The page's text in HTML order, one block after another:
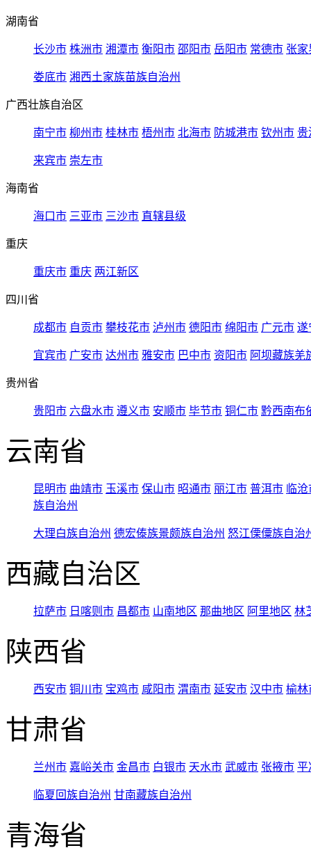
湖南省
长沙市 株洲市 湘潭市 衡阳市 邵阳市 岳阳市 常德市 张家
娄底市 湘西土家族苗族自治州
广西壮族自治区
南宁市 柳州市 桂林市 梧州市 北海市 防城港市 钦州市 贵
来宾市 崇左市
海南省
海口市 三亚市 三沙市 直辖县级
重庆
重庆市 重庆 两江新区
四川省
成都市 自贡市 攀枝花市 泸州市 德阳市 绵阳市 广元市 遂
宜宾市 广安市 达州市 雅安市 巴中市 资阳市 阿坝藏族羌
贵州省
贵阳市 六盘水市 遵义市 安顺市 毕节市 铜仁市 黔西南布
云南省
昆明市 曲靖市 玉溪市 保山市 昭通市 丽江市 普洱市 临
族自治州
大理白族自治州 德宏傣族景颇族自治州 怒江傈僳族自治
西藏自治区
拉萨市 日喀则市 昌都市 山南地区 那曲地区 阿里地区 林
陕西省
西安市 铜川市 宝鸡市 咸阳市 渭南市 延安市 汉中市 榆林
甘肃省
兰州市 嘉峪关市 金昌市 白银市 天水市 武威市 张掖市 平
临夏回族自治州 甘南藏族自治州
青海省